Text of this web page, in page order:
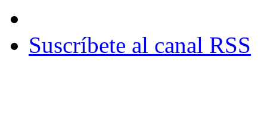
Suscríbete al canal RSS